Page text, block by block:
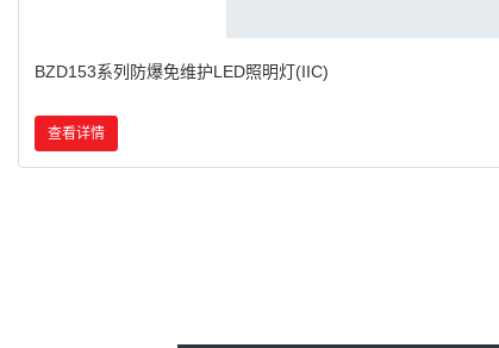
BZD180-103系列防爆免维护LED照明灯(IIC)
查看详情